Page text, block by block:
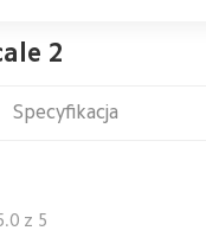
2
Specyfikacja
z 5